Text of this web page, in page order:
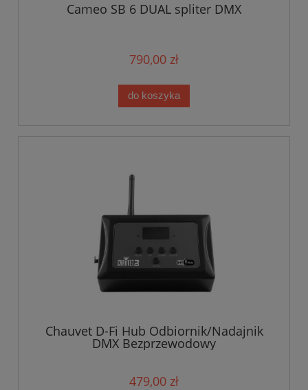
Cameo SB 6 DUAL spliter DMX
790,00 zł
do koszyka
Chauvet D-Fi Hub Odbiornik/Nadajnik
DMX Bezprzewodowy
479,00 zł